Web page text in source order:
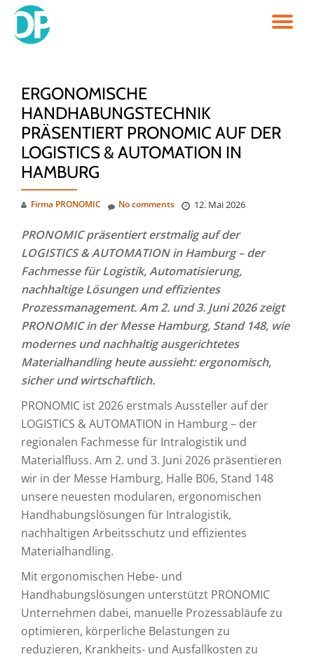
Skip
ERGONOMISCHE
HANDHABUNGSTECHNIK
PRÄSENTIERT PRONOMIC AUF DER
LOGISTICS & AUTOMATION IN
HAMBURG
Firma PRONOMIC 12. Mai 2026
No comments
PRONOMIC präsentiert erstmalig auf der
LOGISTICS & AUTOMATION in Hamburg – der
Fachmesse für Logistik, Automatisierung,
nachhaltige Lösungen und effizientes
Prozessmanagement. Am 2. und 3. Juni 2026 zeigt
PRONOMIC in der Messe Hamburg, Stand 148, wie
modernes und nachhaltig ausgerichtetes
Materialhandling heute aussieht: ergonomisch,
sicher und wirtschaftlich.
PRONOMIC ist 2026 erstmals Aussteller auf der
LOGISTICS & AUTOMATION in Hamburg – der
regionalen Fachmesse für Intralogistik und
Materialfluss. Am 2. und 3. Juni 2026 präsentieren
wir in der Messe Hamburg, Halle B06, Stand 148
unsere neuesten modularen, ergonomischen
Handhabungslösungen für Intralogistik,
nachhaltigen Arbeitsschutz und effizientes
Materialhandling.
Mit ergonomischen Hebe- und
Handhabungslösungen unterstützt PRONOMIC
Unternehmen dabei, manuelle Prozessabläufe zu
optimieren, körperliche Belastungen zu
reduzieren, Krankheits- und Ausfallkosten zu